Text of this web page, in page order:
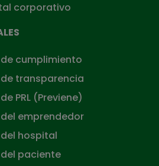
corporativo
cumplimiento
transparencia
PRL (Previene)
emprendedor
hospital
paciente